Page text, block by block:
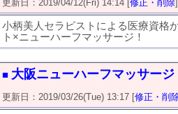
更新日：2019/04/12(Fri) 14:14 [修正・削除
小柄美人セラピストによる医療資格
ト×ニューハーフマッサージ！
■ 大阪ニューハーフマッサージ
更新日：2019/03/26(Tue) 13:17 [修正・削